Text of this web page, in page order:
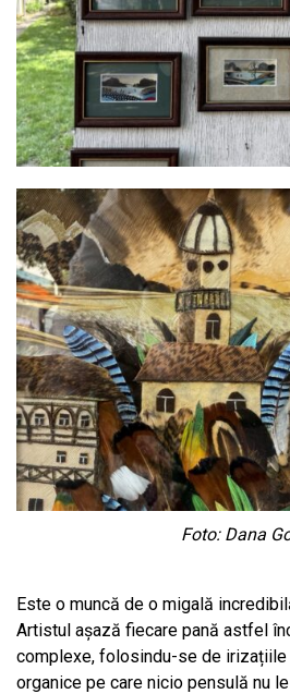
Foto: Dana
Este o muncă de o migală
Artistul așază fiecare pană astfel
complexe, folosindu-se de
organice pe care nicio pensulă nu